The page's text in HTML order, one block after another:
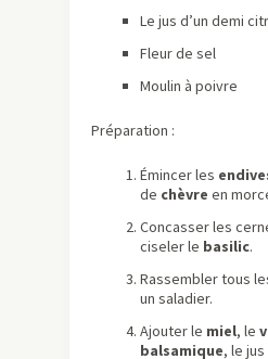
Le jus d’un demi
Fleur de sel
Moulin à poivre
Préparation :
Émincer les
de chèvre en
Concasser les
ciseler le basilic.
Rassembler tous
un saladier.
Ajouter le miel, le
balsamique, le